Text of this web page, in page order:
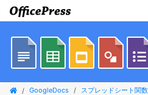
GoogleDocs スプレッドシート関数